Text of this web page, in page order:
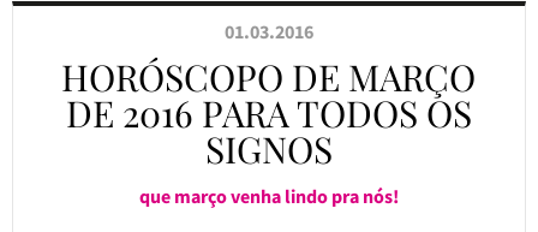
01.03.2016
HORÓSCOPO DE MARÇO
DE 2016 PARA TODOS OS
SIGNOS
que março venha lindo pra nós!